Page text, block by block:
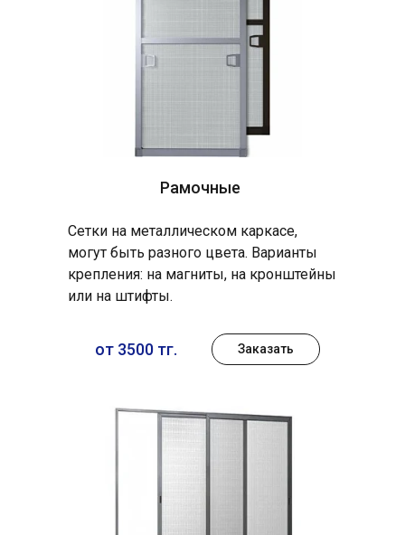
Рамочные
Сетки на металлическом каркасе,
могут быть разного цвета. Варианты
крепления: на магниты, на кронштейны
или на штифты.
от 3500 тг. Заказать